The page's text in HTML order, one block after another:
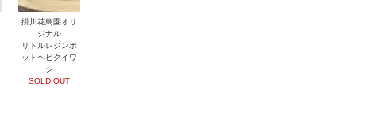
掛川花鳥園オリ
ジナル
リトルレジンポ
ットヘビクイワ
シ
SOLD OUT